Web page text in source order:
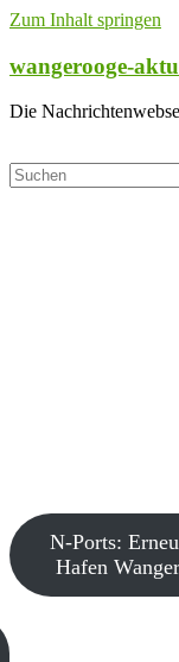
Zum Inhalt springen
wangerooge-
Die
N-Ports:
Hafen